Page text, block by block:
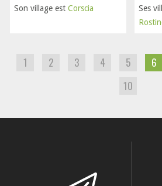
Son village est Corscia
Ses
1 2 3 4 5 6
10